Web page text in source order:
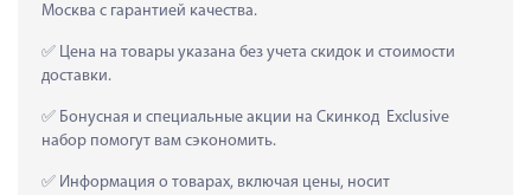
Москва с гарантией качества.
Цена на товары указана без учета скидок и стоимости
доставки.
Бонусная и специальные акции на Скинкод  Exclusive
набор помогут вам сэкономить.
Информация о товарах, включая цены, носит